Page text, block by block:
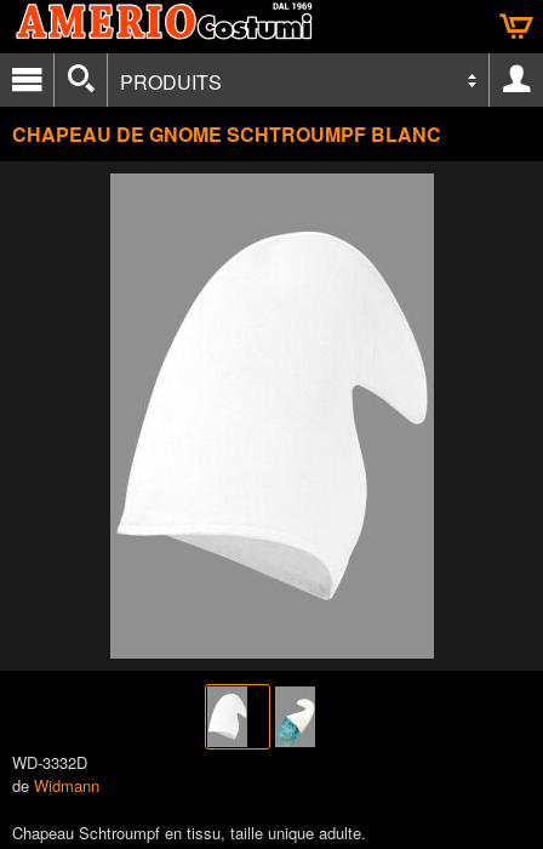
PRODUITS
CHAPEAU DE GNOME SCHTROUMPF BLANC
WD-3332D
de Widmann
Chapeau Schtroumpf en tissu, taille unique adulte.